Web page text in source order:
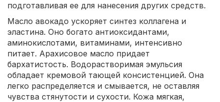
подготавливая ее для нанесения других средств.
Масло авокадо ускоряет синтез коллагена и
эластина. Оно богато антиоксидантами,
аминокислотами, витаминами, интенсивно
питает. Арахисовое масло придает
бархатистость. Водорастворимая эмульсия
обладает кремовой тающей консистенцией. Она
легко распределяется и смывается, не оставляя
чувства стянутости и сухости. Кожа мягкая,